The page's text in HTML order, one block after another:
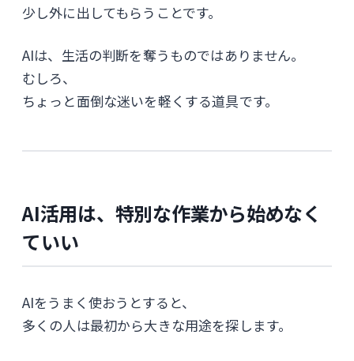
少し外に出してもらうことです。
AIは、生活の判断を奪うものではありません。
むしろ、
ちょっと面倒な迷いを軽くする道具です。
AI活用は、特別な作業から始めなく
ていい
AIをうまく使おうとすると、
多くの人は最初から大きな用途を探します。